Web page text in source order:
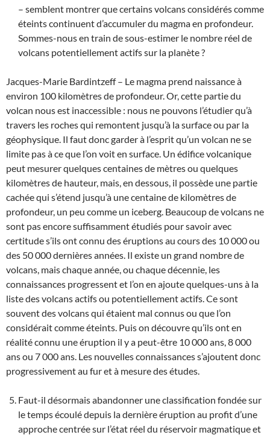
– semblent montrer que certains volcans considérés comme
éteints continuent d’accumuler du magma en profondeur.
Sommes-nous en train de sous-estimer le nombre réel de
volcans potentiellement actifs sur la planète ?
Jacques-Marie Bardintzeff – Le magma prend naissance à
environ 100 kilomètres de profondeur. Or, cette partie du
volcan nous est inaccessible : nous ne pouvons l’étudier qu’à
travers les roches qui remontent jusqu’à la surface ou par la
géophysique. Il faut donc garder à l’esprit qu’un volcan ne se
limite pas à ce que l’on voit en surface. Un édifice volcanique
peut mesurer quelques centaines de mètres ou quelques
kilomètres de hauteur, mais, en dessous, il possède une partie
cachée qui s’étend jusqu’à une centaine de kilomètres de
profondeur, un peu comme un iceberg. Beaucoup de volcans ne
sont pas encore suffisamment étudiés pour savoir avec
certitude s’ils ont connu des éruptions au cours des 10 000 ou
des 50 000 dernières années. Il existe un grand nombre de
volcans, mais chaque année, ou chaque décennie, les
connaissances progressent et l’on en ajoute quelques-uns à la
liste des volcans actifs ou potentiellement actifs. Ce sont
souvent des volcans qui étaient mal connus ou que l’on
considérait comme éteints. Puis on découvre qu’ils ont en
réalité connu une éruption il y a peut-être 10 000 ans, 8 000
ans ou 7 000 ans. Les nouvelles connaissances s’ajoutent donc
progressivement au fur et à mesure des études.
Faut-il désormais abandonner une classification fondée sur
le temps écoulé depuis la dernière éruption au profit d’une
approche centrée sur l’état réel du réservoir magmatique et